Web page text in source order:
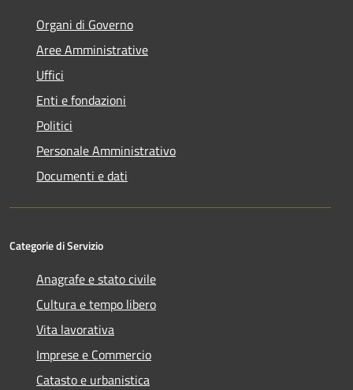
Organi di Governo
Aree Amministrative
Uffici
Enti e fondazioni
Politici
Personale Amministrativo
Documenti e dati
Categorie di Servizio
Anagrafe e stato civile
Cultura e tempo libero
Vita lavorativa
Imprese e Commercio
Catasto e urbanistica